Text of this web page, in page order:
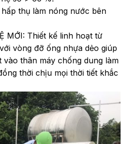
thụ làm nóng nước bên
MỚI: Thiết kế linh hoạt từ
vòng đỡ ống nhựa dẻo giúp
thân máy chống dung làm
thời chịu mọi thời tiết khắc